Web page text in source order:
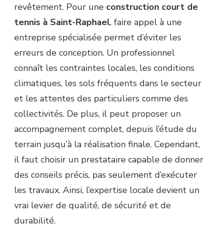
revêtement. Pour une construction court de
tennis à Saint-Raphael, faire appel à une
entreprise spécialisée permet d’éviter les
erreurs de conception. Un professionnel
connaît les contraintes locales, les conditions
climatiques, les sols fréquents dans le secteur
et les attentes des particuliers comme des
collectivités. De plus, il peut proposer un
accompagnement complet, depuis l’étude du
terrain jusqu’à la réalisation finale. Cependant,
il faut choisir un prestataire capable de donner
des conseils précis, pas seulement d’exécuter
les travaux. Ainsi, l’expertise locale devient un
vrai levier de qualité, de sécurité et de
durabilité.